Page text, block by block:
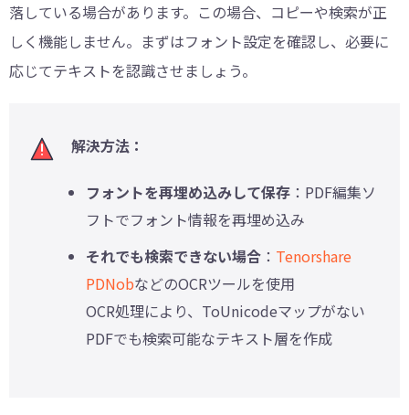
落している場合があります。この場合、コピーや検索が正
しく機能しません。まずはフォント設定を確認し、必要に
応じてテキストを認識させましょう。
解決方法：
フォントを再埋め込みして保存 ：PDF編集ソ
フトでフォント情報を再埋め込み
それでも検索できない場合 ： Tenorshare
PDNobなどのOCRツールを使用
OCR処理により、ToUnicodeマップがない
PDFでも検索可能なテキスト層を作成